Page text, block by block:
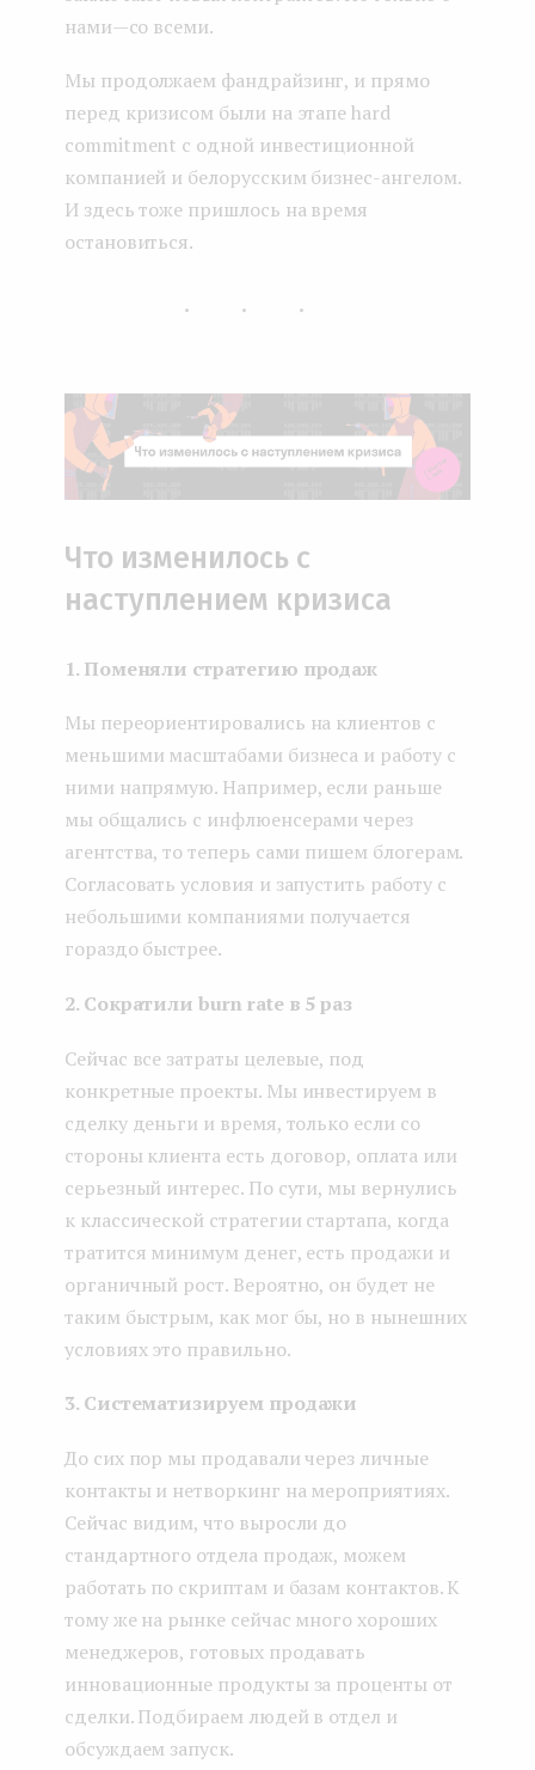
нами — со всеми.
Мы продолжаем фандрайзинг, и прямо
перед кризисом были на этапе hard
commitment с одной инвестиционной
компанией и белорусским бизнес-ангелом.
И здесь тоже пришлось на время
остановиться.
...
Что изменилось с
наступлением кризиса
1. Поменяли стратегию продаж
Мы переориентировались на клиентов с
меньшими масштабами бизнеса и работу с
ними напрямую. Например, если раньше
мы общались с инфлюенсерами через
агентства, то теперь сами пишем блогерам.
Согласовать условия и запустить работу с
небольшими компаниями получается
гораздо быстрее.
2. Сократили burn rate в 5 раз
Сейчас все затраты целевые, под
конкретные проекты. Мы инвестируем в
сделку деньги и время, только если со
стороны клиента есть договор, оплата или
серьезный интерес. По сути, мы вернулись
к классической стратегии стартапа, когда
тратится минимум денег, есть продажи и
органичный рост. Вероятно, он будет не
таким быстрым, как мог бы, но в нынешних
условиях это правильно.
3. Систематизируем продажи
До сих пор мы продавали через личные
контакты и нетворкинг на мероприятиях.
Сейчас видим, что выросли до
стандартного отдела продаж, можем
работать по скриптам и базам контактов. К
тому же на рынке сейчас много хороших
менеджеров, готовых продавать
инновационные продукты за проценты от
сделки. Подбираем людей в отдел и
обсуждаем запуск.